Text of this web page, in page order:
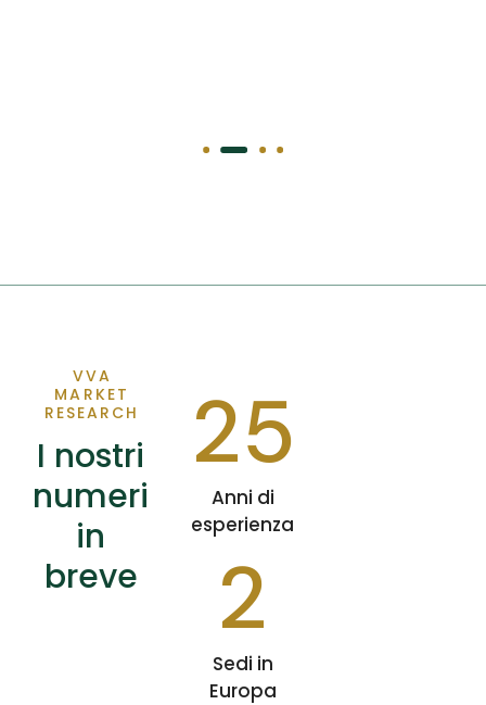
VVA
MARKET
RESEARCH
I nostri
numeri
in
breve
25
Anni di
esperienza
2
Sedi in
Europa